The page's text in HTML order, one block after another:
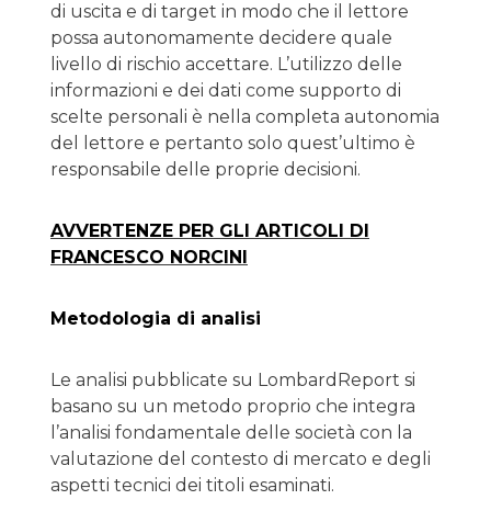
di uscita e di target in modo che il lettore
possa autonomamente decidere quale
livello di rischio accettare. L’utilizzo delle
informazioni e dei dati come supporto di
scelte personali è nella completa autonomia
del lettore e pertanto solo quest’ultimo è
responsabile delle proprie decisioni.
AVVERTENZE PER GLI ARTICOLI DI
FRANCESCO NORCINI
Metodologia di analisi
Le analisi pubblicate su LombardReport si
basano su un metodo proprio che integra
l’analisi fondamentale delle società con la
valutazione del contesto di mercato e degli
aspetti tecnici dei titoli esaminati.